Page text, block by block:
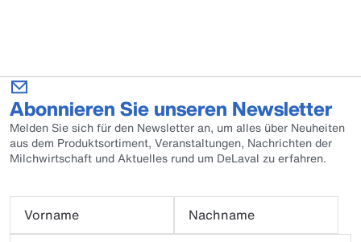
Abonnieren Sie unseren Newsletter
Melden Sie sich für den Newsletter an, um alles über Neuheiten
aus dem Produktsortiment, Veranstaltungen, Nachrichten der
Milchwirtschaft und Aktuelles rund um DeLaval zu erfahren.
Vorname
Nachname